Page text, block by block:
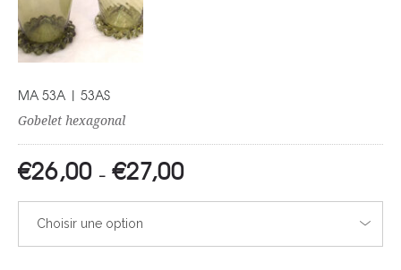
MA 53A | 53AS
Gobelet hexagonal
€26,00 – €27,00PLAGE
€26,00
Choisir une option